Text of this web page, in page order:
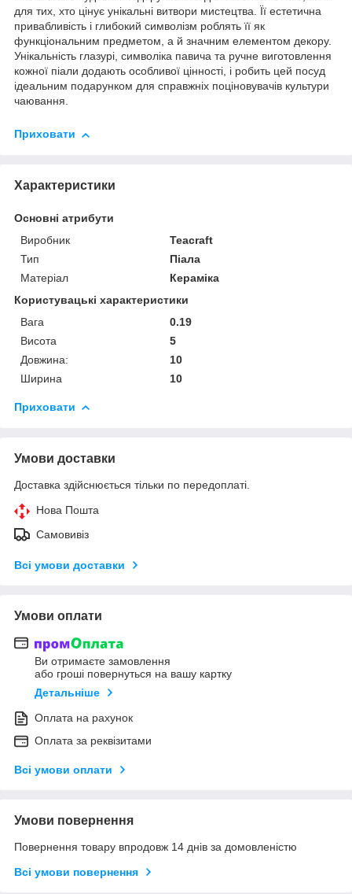
для тих, хто цінує унікальні витвори мистецтва. Її естетична
привабливість і глибокий символізм роблять її як
функціональним предметом, а й значним елементом декору.
Унікальність глазурі, символіка павича та ручне виготовлення
кожної піали додають особливої ​​цінності, і робить цей посуд
ідеальним подарунком для справжніх поціновувачів культури
чаювання.
Приховати
Характеристики
Основні атрибути
Виробник
Teacraft
Тип
Піала
Матеріал
Кераміка
Користувацькі характеристики
Вага
0.19
Висота
5
Довжина:
10
Ширина
10
Приховати
Умови доставки
Доставка здійснюється тільки по передоплаті.
Нова Пошта
Самовивіз
Всі умови доставки
Умови оплати
Ви отримаєте замовлення
або гроші повернуться на вашу картку
Детальніше
Оплата на рахунок
Оплата за реквізитами
Всі умови оплати
Умови повернення
Повернення товару впродовж 14 днів за домовленістю
Всі умови повернення